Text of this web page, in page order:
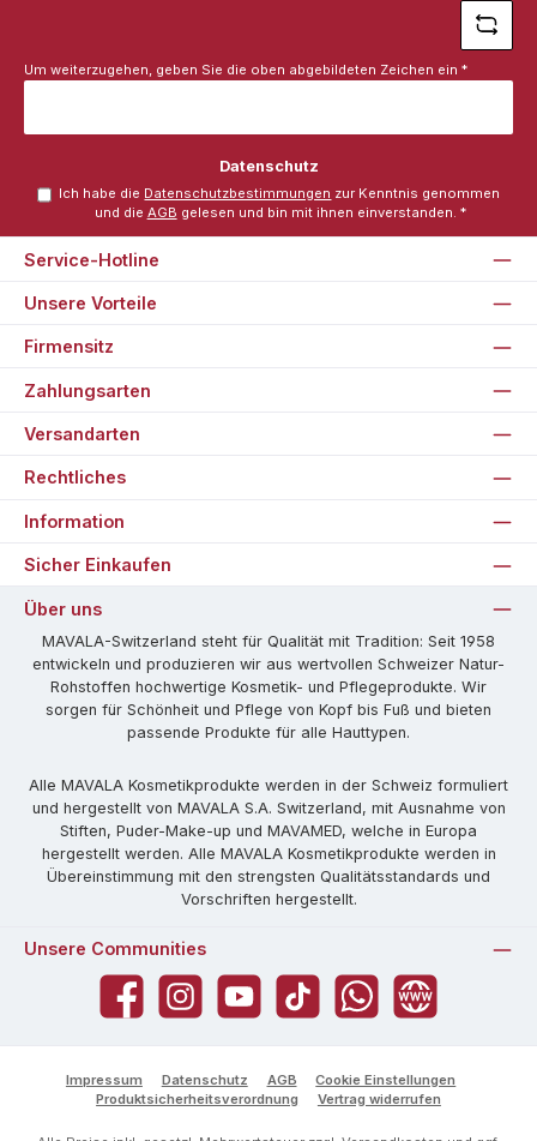
Um weiterzugehen, geben Sie die oben abgebildeten Zeichen ein *
Datenschutz
Ich habe die Datenschutzbestimmungen zur Kenntnis genommen
und die AGB gelesen und bin mit ihnen einverstanden. *
Service-Hotline
Rechtliches
Information
Unsere Vorteile
Firmensitz
Zahlungsarten
Versandarten
Sicher Einkaufen
Über uns
MAVALA-Switzerland steht für Qualität mit Tradition: Seit 1958
entwickeln und produzieren wir aus wertvollen Schweizer Natur-
Rohstoffen hochwertige Kosmetik- und Pflegeprodukte. Wir
sorgen für Schönheit und Pflege von Kopf bis Fuß und bieten
passende Produkte für alle Hauttypen.
Alle MAVALA Kosmetikprodukte werden in der Schweiz formuliert
und hergestellt von MAVALA S.A. Switzerland, mit Ausnahme von
Stiften, Puder-Make-up und MAVAMED, welche in Europa
hergestellt werden. Alle MAVALA Kosmetikprodukte werden in
Übereinstimmung mit den strengsten Qualitätsstandards und
Vorschriften hergestellt.
Unsere Communities
FacebookInstagramYouTube TikTok WhatsAppWebsite
Impressum Datenschutz AGB
Cookie Einstellungen
Produktsicherheitsverordnung
Vertrag widerrufen